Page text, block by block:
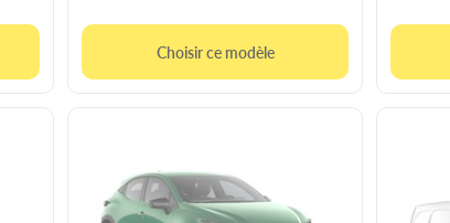
Choisir ce modèle